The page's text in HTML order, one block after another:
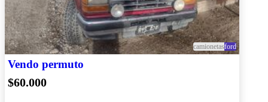
camionetasford
Vendo permuto
$60.000